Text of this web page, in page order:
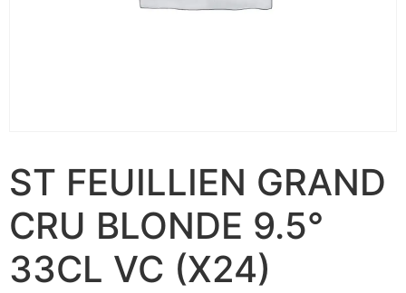
ST FEUILLIEN GRAND
CRU BLONDE 9.5°
33CL VC (X24)